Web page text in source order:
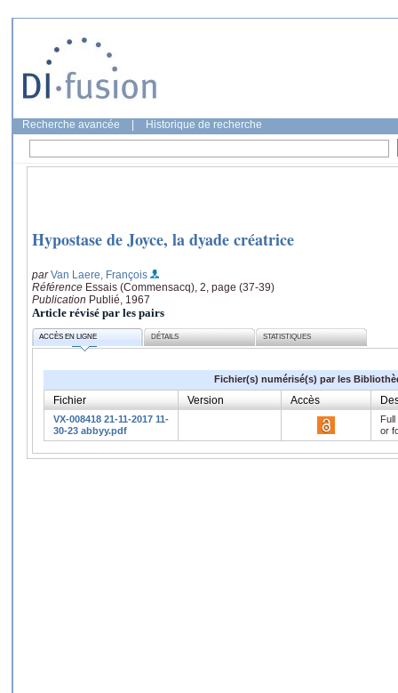
Recherche avancée Historique de recherche
Hypostase de Joyce, la dyade créatrice
parVan Laere, François
Référence Essais (Commensacq), 2, page (37-39)
Publication Publié, 1967
Article révisé par les pairs
ACCÈS EN LIGNE DÉTAILS STATISTIQUES
Fichier(s) numérisé(s) par les
Fichier Version Accès
VX-008418 21-11-2017 11-
30-23 abbyy.pdf
or